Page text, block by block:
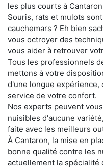
les plus courts à
Souris, rats et mulots
cauchemars ? Eh bien
vous octroyer des
vous aider à retrouver
Tous les professionnels
mettons à votre
d'une longue expérience,
service de votre confort.
Nos experts peuvent
nuisibles d'aucune
faite avec les meilleurs
À Cantaron, la mise en
bonne qualité contre les
actuellement la spécialité